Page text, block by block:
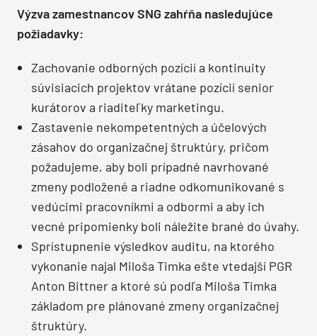
Výzva zamestnancov SNG zahŕňa nasledujúce
požiadavky:
Zachovanie odborných pozícií a kontinuity
súvisiacich projektov vrátane pozícií senior
kurátorov a riaditeľky marketingu.
Zastavenie nekompetentných a účelových
zásahov do organizačnej štruktúry, pričom
požadujeme, aby boli prípadné navrhované
zmeny podložené a riadne odkomunikované s
vedúcimi pracovníkmi a odbormi a aby ich
vecné pripomienky boli náležite brané do úvahy.
Sprístupnenie výsledkov auditu, na ktorého
vykonanie najal Miloša Timka ešte vtedajší PGR
Anton Bittner a ktoré sú podľa Miloša Timka
základom pre plánované zmeny organizačnej
štruktúry.